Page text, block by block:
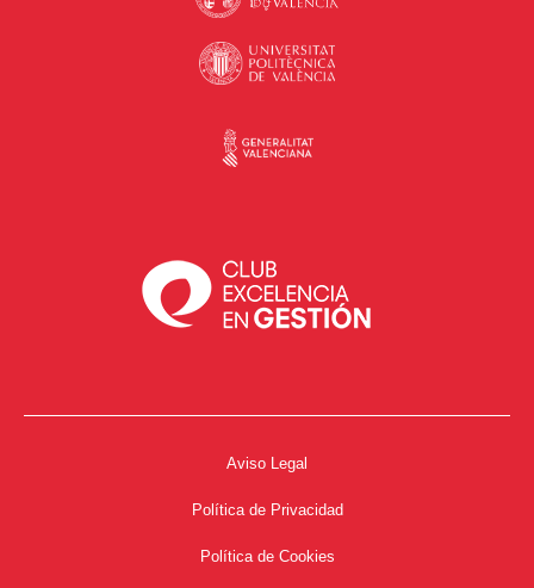
Aviso Legal
Política de Privacidad
Política de Cookies